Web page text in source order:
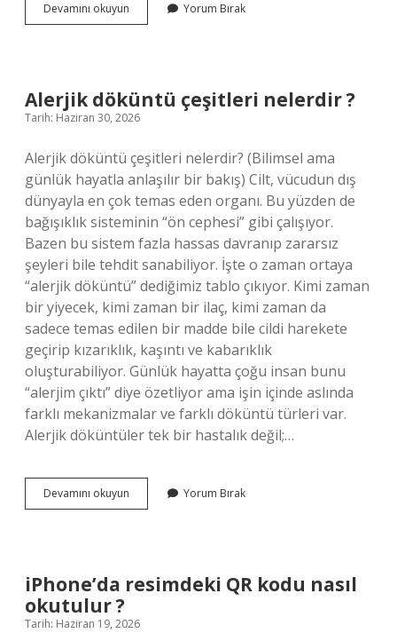
Devamını okuyun
konstrüksiyon
Yorum Bırak
Alerjik döküntü çeşitleri nelerdir ?
Tarih: Haziran 30, 2026
Alerjik döküntü çeşitleri nelerdir? (Bilimsel ama
günlük hayatla anlaşılır bir bakış) Cilt, vücudun dış
dünyayla en çok temas eden organı. Bu yüzden de
bağışıklık sisteminin “ön cephesi” gibi çalışıyor.
Bazen bu sistem fazla hassas davranıp zararsız
şeyleri bile tehdit sanabiliyor. İşte o zaman ortaya
“alerjik döküntü” dediğimiz tablo çıkıyor. Kimi zaman
bir yiyecek, kimi zaman bir ilaç, kimi zaman da
sadece temas edilen bir madde bile cildi harekete
geçirip kızarıklık, kaşıntı ve kabarıklık
oluşturabiliyor. Günlük hayatta çoğu insan bunu
“alerjim çıktı” diye özetliyor ama işin içinde aslında
farklı mekanizmalar ve farklı döküntü türleri var.
Alerjik döküntüler tek bir hastalık değil;…
Devamını okuyun
döküntü
Yorum Bırak
iPhone’da resimdeki QR kodu nasıl
okutulur ?
Tarih: Haziran 19, 2026